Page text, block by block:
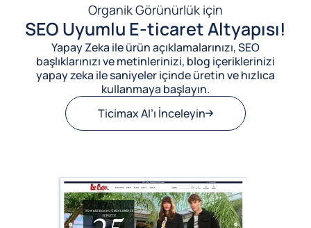
Organik Görünürlük için
SEO Uyumlu E-ticaret Altyapısı!
Yapay Zeka ile ürün açıklamalarınızı, SEO
başlıklarınızı ve metinlerinizi, blog içeriklerinizi
yapay zeka ile saniyeler içinde üretin ve hızlıca
kullanmaya başlayın.
Ticimax AI’ı İnceleyin